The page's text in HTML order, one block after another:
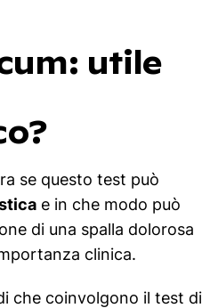
utile
se questo test può
e in che modo può
di una spalla dolorosa
clinica.
che coinvolgono il test di